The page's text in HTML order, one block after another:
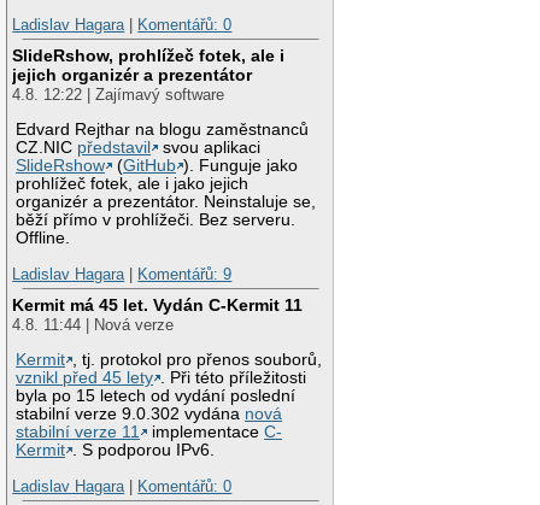
Ladislav Hagara | Komentářů: 0
SlideRshow, prohlížeč fotek, ale i
jejich organizér a prezentátor
4.8. 12:22 | Zajímavý software
Edvard Rejthar na blogu zaměstnanců
CZ.NIC představil
svou aplikaci
SlideRshow
(GitHub ). Funguje jako
prohlížeč fotek, ale i jako jejich
organizér a prezentátor. Neinstaluje se,
běží přímo v prohlížeči. Bez serveru.
Offline.
Ladislav Hagara | Komentářů: 9
Kermit má 45 let. Vydán C-Kermit 11
4.8. 11:44 | Nová verze
Kermit , tj. protokol pro přenos souborů,
vznikl před 45 lety . Při této příležitosti
byla po 15 letech od vydání poslední
stabilní verze 9.0.302 vydána nová
stabilní verze 11
implementaceC-
Kermit . S podporou IPv6.
Ladislav Hagara | Komentářů: 0